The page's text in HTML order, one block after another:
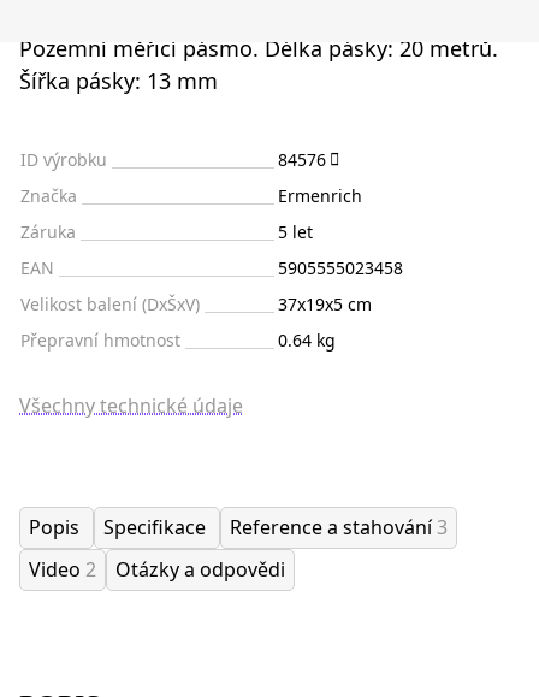
Pozemní měřicí pásmo. Délka pásky: 20 metrů.
Šířka pásky: 13 mm
ID výrobku
84576
Značka
Ermenrich
Záruka
5 let
EAN
5905555023458
Velikost balení (DxŠxV)
37x19x5 cm
Přepravní hmotnost
0.64 kg
Všechny technické údaje
Popis Specifikace Reference a stahování3
Video 2 Otázky a odpovědi